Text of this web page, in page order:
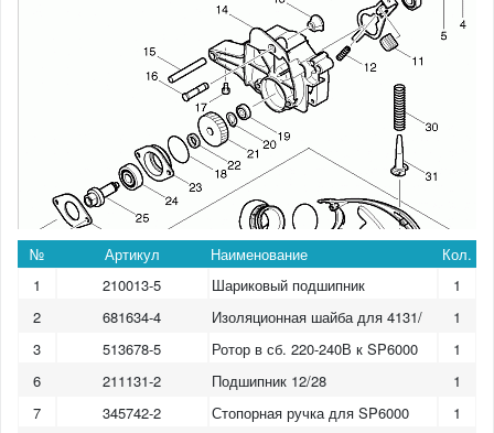
№ Артикул Наименование
Кол.
1
210013-5 Шариковый подшипник
1
2
681634-4 Изоляционная шайба для 4131/
1
3
513678-5 Ротор в сб. 220-240В к SP6000
1
6
211131-2 Подшипник 12/28
1
7
345742-2 Стопорная ручка для SP6000
1